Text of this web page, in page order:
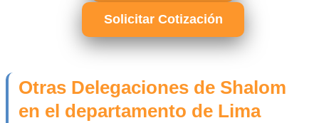
Solicitar Cotización
Otras Delegaciones de Shalom
en el departamento de Lima